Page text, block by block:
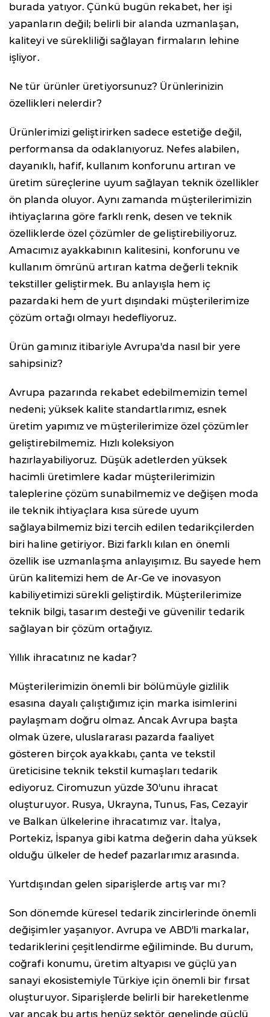
burada yatıyor. Çünkü bugün rekabet, her işi
yapanların değil; belirli bir alanda uzmanlaşan,
kaliteyi ve sürekliliği sağlayan firmaların lehine
işliyor.
Ne tür ürünler üretiyorsunuz? Ürünlerinizin
özellikleri nelerdir?
Ürünlerimizi geliştirirken sadece estetiğe değil,
performansa da odaklanıyoruz. Nefes alabilen,
dayanıklı, hafif, kullanım konforunu artıran ve
üretim süreçlerine uyum sağlayan teknik özellikler
ön planda oluyor. Aynı zamanda müşterilerimizin
ihtiyaçlarına göre farklı renk, desen ve teknik
özelliklerde özel çözümler de geliştirebiliyoruz.
Amacımız ayakkabının kalitesini, konforunu ve
kullanım ömrünü artıran katma değerli teknik
tekstiller geliştirmek. Bu anlayışla hem iç
pazardaki hem de yurt dışındaki müşterilerimize
çözüm ortağı olmayı hedefliyoruz.
Ürün gamınız itibariyle Avrupa'da nasıl bir yere
sahipsiniz?
Avrupa pazarında rekabet edebilmemizin temel
nedeni; yüksek kalite standartlarımız, esnek
üretim yapımız ve müşterilerimize özel çözümler
geliştirebilmemiz. Hızlı koleksiyon
hazırlayabiliyoruz. Düşük adetlerden yüksek
hacimli üretimlere kadar müşterilerimizin
taleplerine çözüm sunabilmemiz ve değişen moda
ile teknik ihtiyaçlara kısa sürede uyum
sağlayabilmemiz bizi tercih edilen tedarikçilerden
biri haline getiriyor. Bizi farklı kılan en önemli
özellik ise uzmanlaşma anlayışımız. Bu sayede hem
ürün kalitemizi hem de Ar-Ge ve inovasyon
kabiliyetimizi sürekli geliştirdik. Müşterilerimize
teknik bilgi, tasarım desteği ve güvenilir tedarik
sağlayan bir çözüm ortağıyız.
Yıllık ihracatınız ne kadar?
Müşterilerimizin önemli bir bölümüyle gizlilik
esasına dayalı çalıştığımız için marka isimlerini
paylaşmam doğru olmaz. Ancak Avrupa başta
olmak üzere, uluslararası pazarda faaliyet
gösteren birçok ayakkabı, çanta ve tekstil
üreticisine teknik tekstil kumaşları tedarik
ediyoruz. Ciromuzun yüzde 30'unu ihracat
oluşturuyor. Rusya, Ukrayna, Tunus, Fas, Cezayir
ve Balkan ülkelerine ihracatımız var. İtalya,
Portekiz, İspanya gibi katma değerin daha yüksek
olduğu ülkeler de hedef pazarlarımız arasında.
Yurtdışından gelen siparişlerde artış var mı?
Son dönemde küresel tedarik zincirlerinde önemli
değişimler yaşanıyor. Avrupa ve ABD'li markalar,
tedariklerini çeşitlendirme eğiliminde. Bu durum,
coğrafi konumu, üretim altyapısı ve güçlü yan
sanayi ekosistemiyle Türkiye için önemli bir fırsat
oluşturuyor. Siparişlerde belirli bir hareketlenme
var ancak bu artış henüz sektör genelinde güçlü